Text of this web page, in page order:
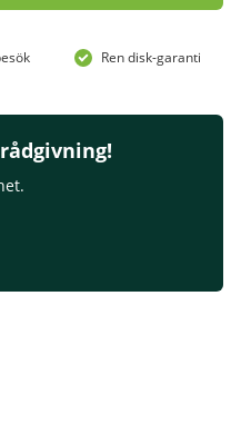
Ren disk-garanti